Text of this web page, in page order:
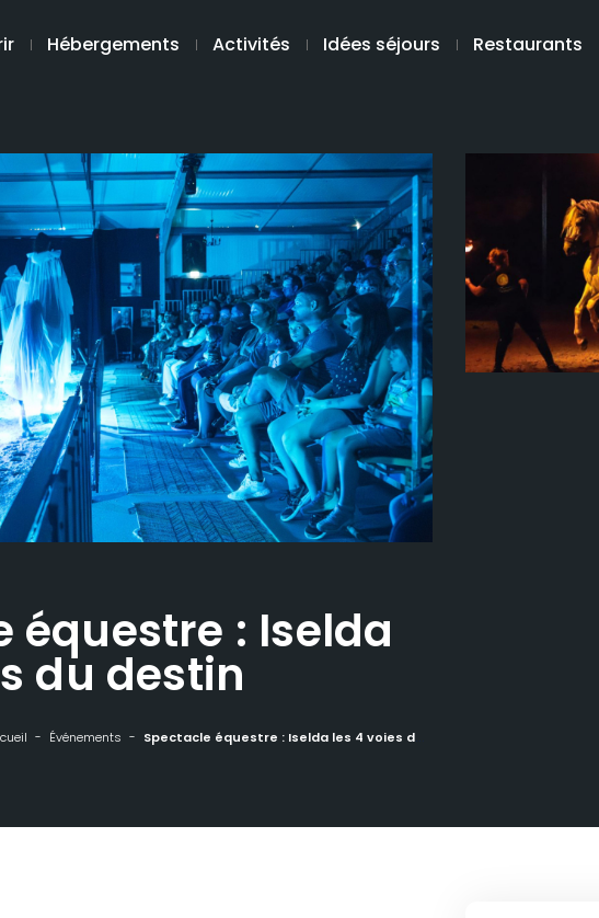
Hébergements Activités Idées séjours Restaurants
équestre : Iselda
du destin
Événements Spectacle équestre : Iselda les 4 voies du destin